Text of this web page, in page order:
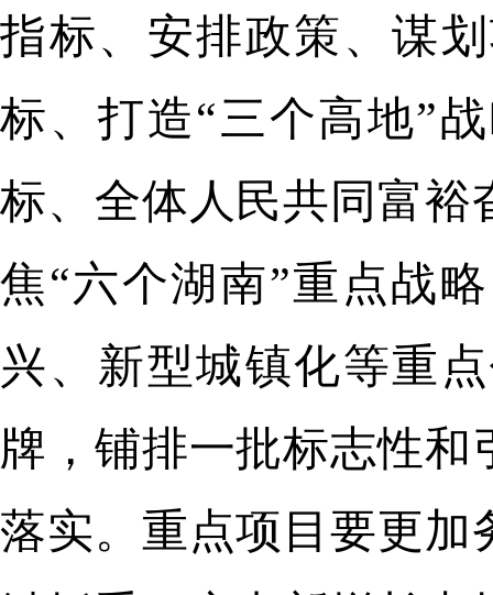
指标、安排政策、谋
标、打造“三个高地”
标、全体人民共同富裕
焦“六个湖南”重点战
兴、新型城镇化等重
牌，铺排一批标志性
落实。重点项目要更